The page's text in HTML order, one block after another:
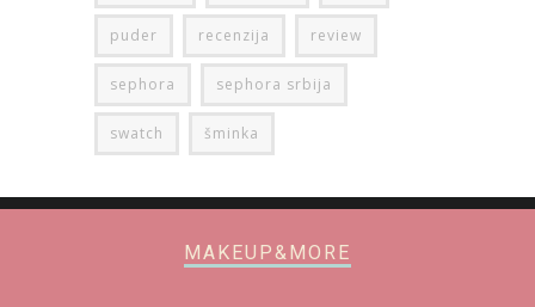
puder recenzija review
sephora sephora srbija
swatch šminka
MAKEUP&MORE